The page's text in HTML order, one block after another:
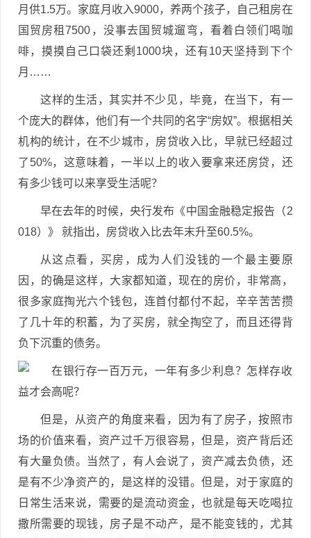
月供1.5万。 家庭月收入9000，养两个孩子，自己租房在
国贸房租7500，没事去国贸城遛弯，看着白领们喝咖
啡，摸摸自己口袋还剩1000块，还有10天坚持到下个
月……
这样的生活，其实并不少见，毕竟，在当下，有一
个庞大的群体，他们有一个共同的名字“房奴”。根据相关
机构的统计，在不少城市，房贷收入比，早就已经超过
了50%，这意味着，一半以上的收入要拿来还房贷，还
有多少钱可以来享受生活呢？
早在去年的时候，央行发布《中国金融稳定报告（2
018）》 就指出，房贷收入比去年末升至60.5%。
从这点看，买房，成为人们没钱的一个最主要原
因，的确是这样，大家都知道，现在的房价，非常高，
很多家庭掏光六个钱包，连首付都付不起，辛辛苦苦攒
了几十年的积蓄，为了买房，就全掏空了，而且还得背
负下沉重的债务。
但是，从资产的角度来看，因为有了房子，按照市
场的价值来看，资产过千万很容易，但是，资产背后还
有大量负债。当然了，有人会说了，资产减去负债，还
是有不少净资产的，是这样的没错。但是，对于家庭的
日常生活来说，需要的是流动资金，也就是每天吃喝拉
撒所需要的现钱，房子是不动产，是不能变钱的，尤其